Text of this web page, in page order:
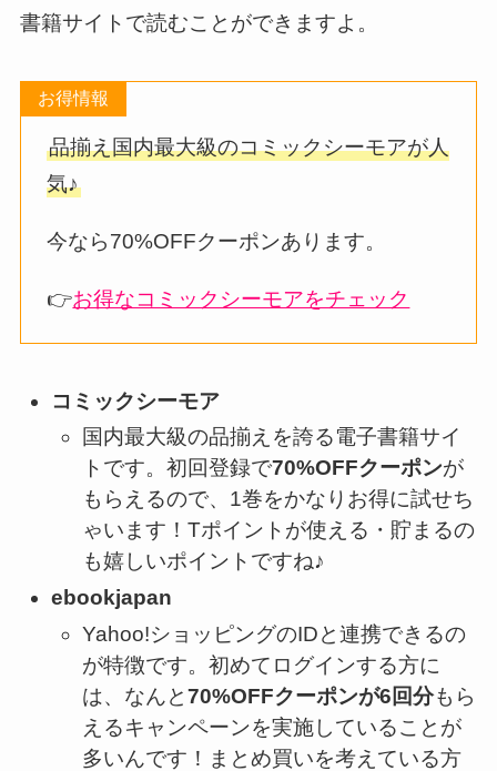
書籍サイトで読むことができますよ。
お得情報
品揃え国内最大級のコミックシーモアが人
気♪
今なら70%OFFクーポンあります。
👉お得なコミックシーモアをチェック
コミックシーモア
国内最大級の品揃えを誇る電子書籍サイ
トです。初回登録で70%OFFクーポンが
もらえるので、1巻をかなりお得に試せち
ゃいます！Tポイントが使える・貯まるの
も嬉しいポイントですね♪
ebookjapan
Yahoo!ショッピングのIDと連携できるの
が特徴です。初めてログインする方に
は、なんと70%OFFクーポンが6回分もら
えるキャンペーンを実施していることが
多いんです！まとめ買いを考えている方